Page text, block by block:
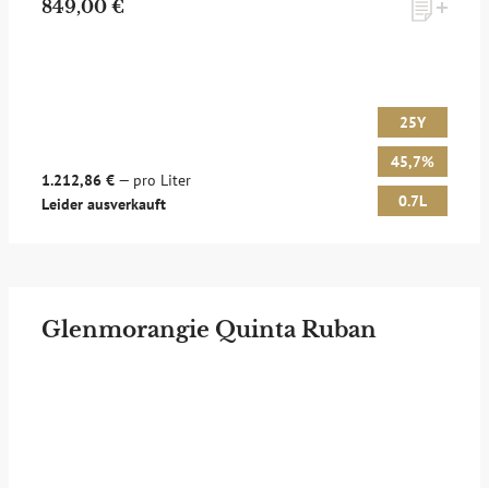
849,00 €
1.212,86 € — pro Liter
Leider ausverkauft
25Y
45,7%
0.7L
Glenmorangie Quinta Ruban